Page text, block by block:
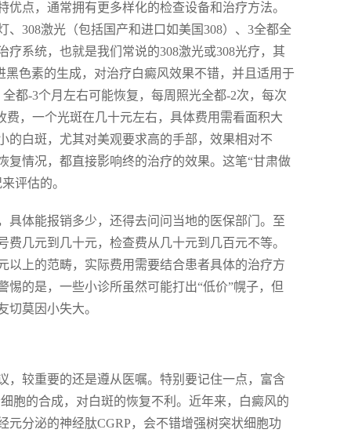
点，通常拥有更多样化的检查设备和治疗方法。
308激光（包括国产和进口如美国308）、3全都全
系统，也就是我们常说的308激光或308光疗，其
色素的生成，对治疗白癜风效果不错，并且适用于
都-3个月左右可能恢复，每周照光全都-2次，每次
费，一个光斑在几十元左右，具体费用需看面积大
的白斑，尤其对美观要求高的手部，效果相对不
情况，都直接影响终的治疗的效果。这笔“甘肃做
评估的。
具体能报销多少，还得去问问当地的医保部门。至
几元到几十元，检查费从几十元到几百元不等。
以上的范畴，实际费用需要结合患者具体的治疗方
的是，一些小诊所虽然可能打出“低价”幌子，但
莫因小失大。
，较重要的还是遵从医嘱。特别要记住一点，富含
胞的合成，对白斑的恢复不利。近年来，白癜风的
分泌的神经肽CGRP，会不错增强树突状细胞功